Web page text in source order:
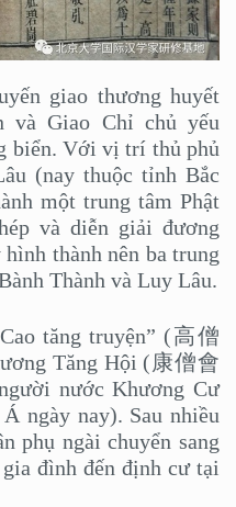
giao thương huyết
và Giao Chỉ chủ yếu
biển. Với vị trí thủ phủ
(nay thuộc tỉnh Bắc
một trung tâm Phật
và diễn giải đương
thành nên ba trung
Thành và Luy Lâu.
tăng truyện” (高僧
Tăng Hội (康僧會
nước Khương Cư
ngày nay). Sau nhiều
phụ ngài chuyển sang
đình đến định cư tại